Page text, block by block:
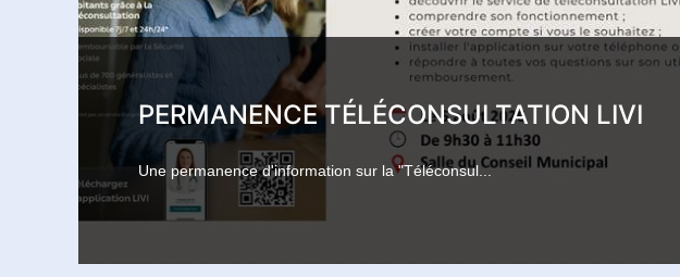
PERMANENCE TÉLÉCONSULTATION LIVI
Une permanence d'information sur la "Téléconsul...